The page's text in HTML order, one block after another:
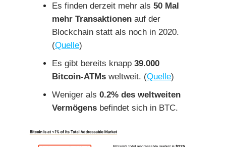
Es finden derzeit mehr als 50 Mal
mehr Transaktionen auf der
Blockchain statt als noch in 2020.
(Quelle)
Es gibt bereits knapp 39.000
Bitcoin-ATMs weltweit. (Quelle)
Weniger als 0.2% des weltweiten
Vermögens befindet sich in BTC.